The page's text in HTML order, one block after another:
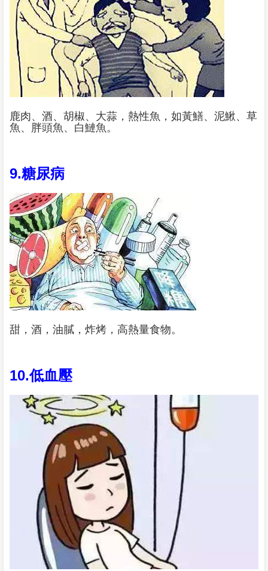
鹿肉、酒、胡椒、大蒜，熱性魚，如黃鱔、泥鰍、草
魚、胖頭魚、白鰱魚。
9.糖尿病
甜，酒，油膩，炸烤，高熱量食物。
10.低血壓